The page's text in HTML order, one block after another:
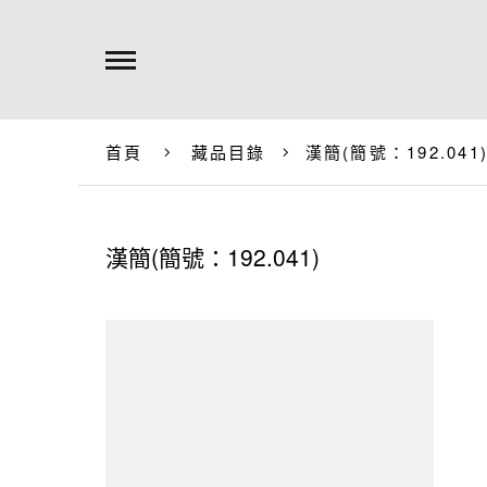
首頁 藏品目錄 漢簡(簡號：192.041)
漢簡(簡號：192.041)